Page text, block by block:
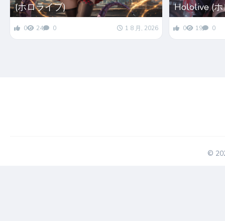
(ホロライブ)
0 24 0 1 8 月, 2026
Hololive (ホ
0 19 0
©